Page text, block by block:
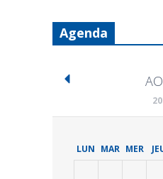
Agenda
LUN MAR MER